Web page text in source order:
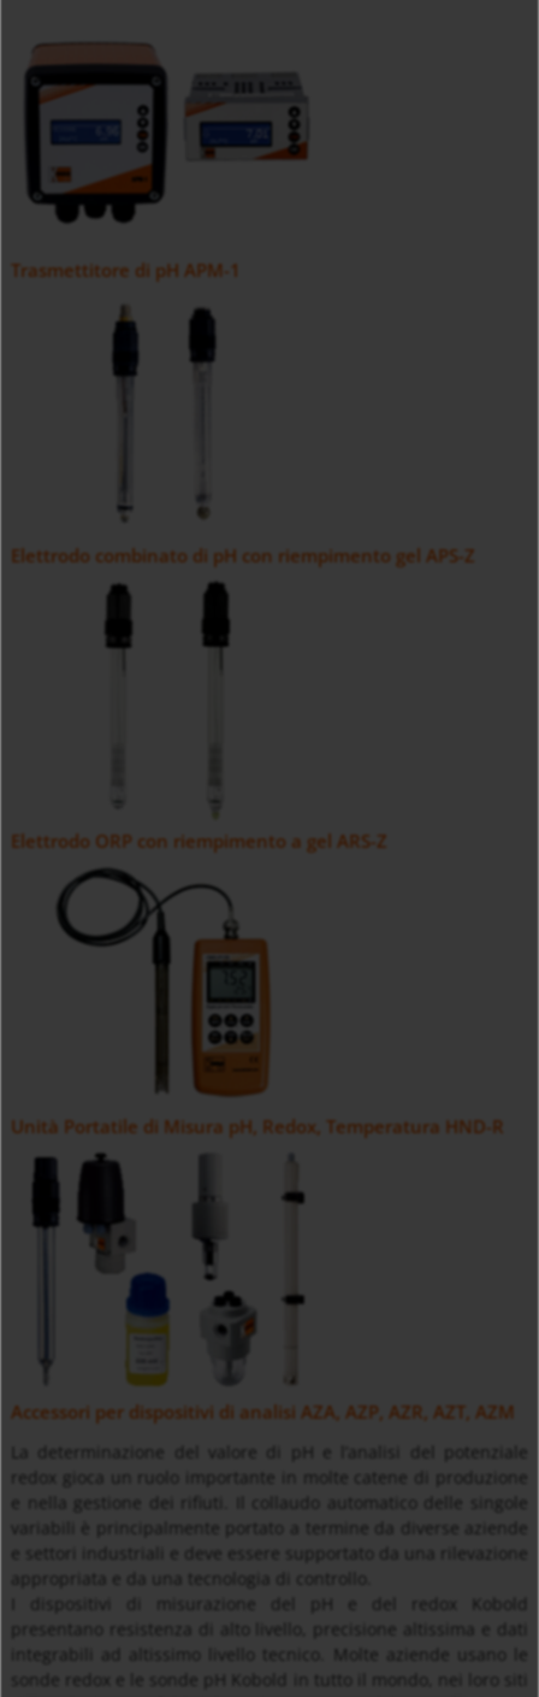
Trasmettitore di pH APM-1
Elettrodo combinato di pH con riempimento gel APS-Z
Elettrodo ORP con riempimento a gel ARS-Z
Unità Portatile di Misura pH, Redox, Temperatura HND-R
Accessori per dispositivi di analisi AZA, AZP, AZR, AZT, AZM
La determinazione del valore di pH e l’analisi del potenziale
redox gioca un ruolo importante in molte catene di produzione
e nella gestione dei rifiuti. Il collaudo automatico delle singole
variabili è principalmente portato a termine da diverse aziende
e settori industriali e deve essere supportato da una rilevazione
appropriata e da una tecnologia di controllo.
I dispositivi di misurazione del pH e del redox Kobold
presentano resistenza di alto livello, precisione altissima e dati
integrabili ad altissimo livello tecnico. Molte aziende usano le
sonde redox e le sonde pH Kobold in tutto il mondo, nei loro siti